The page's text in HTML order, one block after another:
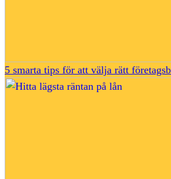
5 smarta tips för att välja rätt